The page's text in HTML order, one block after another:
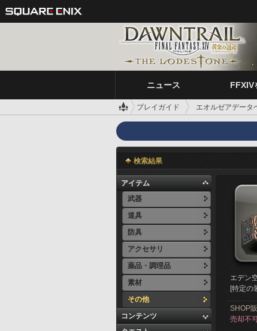
ニュース FFXIV
プレイガイド エオルゼアデータ
検索結果
アイテム
武器
道具
防具
アクセサリ
薬品・調理品
素材
その他
コンテンツ
エデン
[特定の
SHOP
売却不